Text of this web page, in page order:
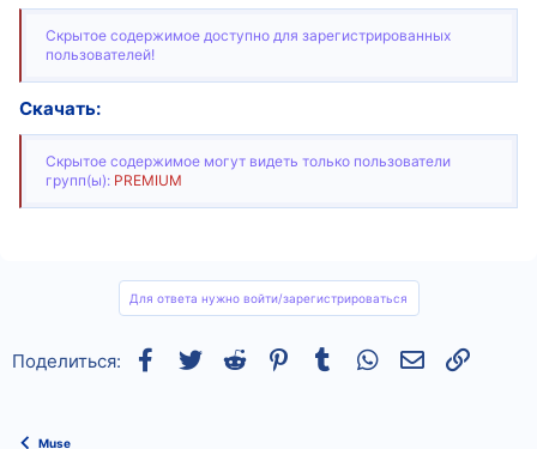
Скрытое содержимое доступно для зарегистрированных
пользователей!
Скачать:
Скрытое содержимое могут видеть только пользователи
групп(ы): PREMIUM
Для ответа нужно войти/зарегистрироваться
Поделиться: Facebook
TwitterReddit Pinterest
Tumblr WhatsAppСсылка
Muse